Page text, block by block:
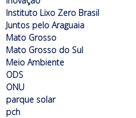
Instituto Lixo Zero Brasil
Juntos pelo Araguaia
Mato Grosso
Mato Grosso do Sul
Meio Ambiente
ODS
ONU
parque solar
pch